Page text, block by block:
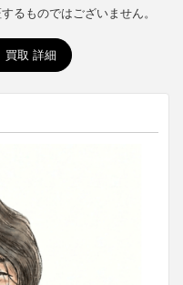
るものではございません。
買取 詳細